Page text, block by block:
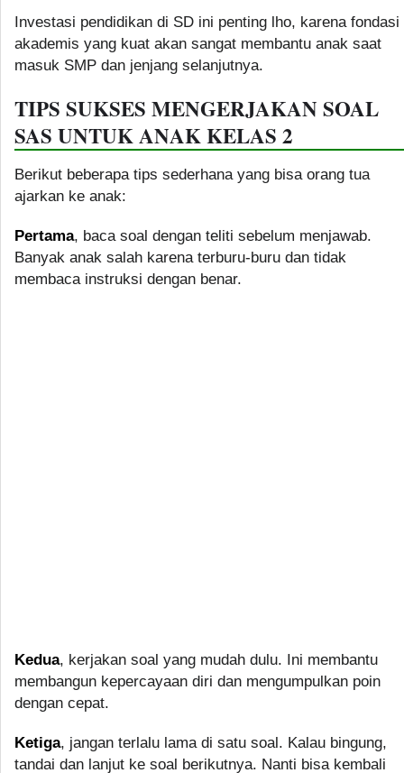
Investasi pendidikan di SD ini penting lho, karena fondasi
akademis yang kuat akan sangat membantu anak saat
masuk SMP dan jenjang selanjutnya.
TIPS SUKSES MENGERJAKAN SOAL
SAS UNTUK ANAK KELAS 2
Berikut beberapa tips sederhana yang bisa orang tua
ajarkan ke anak:
Pertama, baca soal dengan teliti sebelum menjawab.
Banyak anak salah karena terburu-buru dan tidak
membaca instruksi dengan benar.
Kedua, kerjakan soal yang mudah dulu. Ini membantu
membangun kepercayaan diri dan mengumpulkan poin
dengan cepat.
Ketiga, jangan terlalu lama di satu soal. Kalau bingung,
tandai dan lanjut ke soal berikutnya. Nanti bisa kembali